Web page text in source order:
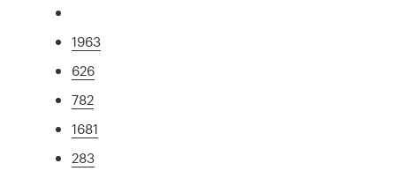
1963
626
782
1681
283